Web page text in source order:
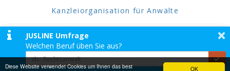
OK
Diese Website verwendet Cookies um Ihnen das best
Kanzleiorganisation für Anwälte
JUSLINE® ist eine Marke der ADVOKAT
Unternehmensberatung Greiter & Greiter GmbH.
×
JUSLINE Umfrage
Welchen Beruf üben Sie aus?